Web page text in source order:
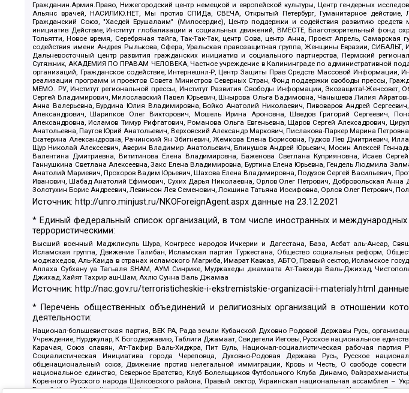
Гражданин.Армия.Право, Нижегородский центр немецкой и европейской культуры, Центр гендерных
Альянс врачей, НАСИЛИЮ.НЕТ, Мы против СПИДа, СВЕЧА, Открытый Петербург, Гуманитарное действие,
Гражданский Союз, "Хасдей Ерушалаим" (Милосердие), Центр поддержки и содействия развитию
инициатив Действие, Институт глобализации и социальных движений, ВМЕСТЕ, Благотворительный
Тольятти, Новое время, Серебряная тайга, Так-Так-Так, центр Сова, центр Анна, Проект Апрель,
содействия имени Андрея Рылькова, Сфера, Уральская правозащитная группа, Женщины Евразии, СИБАЛЬТ,
Дальневосточный центр развития гражданских инициатив и социального партнерства, Пермский
Сутяжник, АКАДЕМИЯ ПО ПРАВАМ ЧЕЛОВЕКА, Частное учреждение в Калининграде по административной
организаций, Гражданское содействие, Интернешнл-Р, Центр Защиты Прав Средств Массовой Информации,
реализации программ и проектов Совета Министров Северных Стран, Фонд поддержки свободы прессы,
МЕМО. РУ, Институт региональной прессы, Институт Развития Свободы Информации, Экозащита!-Женсовет,
Сергей Владимирович, Милославский Павел Юрьевич, Шнырова Ольга Вадимовна, Чанышева Лилия
Анна Валерьевна, Бурдина Юлия Владимировна, Бойко Анатолий Николаевич, Пивоваров Андрей
Александрович, Шарипков Олег Викторович, Мошель Ирина Ароновна, Шведов Григорий Сергеевич,
Александровна, Исламов Тимур Рифгатович, Романова Ольга Евгеньевна, Щаров Сергей Алексадрович,
Анатольевна, Паутов Юрий Анатольевич, Верховский Александр Маркович, Пислакова-Паркер Марина
Екатерина Александровна, Рачинский Ян Збигневич, Жемкова Елена Борисовна, Гудков Лев Дмитриевич,
Щур Николай Алексеевич, Аверин Владимир Анатольевич, Блинушов Андрей Юрьевич, Мосин Алексей
Валентина Дмитриевна, Вититинова Елена Владимировна, Баженова Светлана Куприяновна, Исаев
Ганнушкина Светлана Алексеевна, Закс Елена Владимировна, Буртина Елена Юрьевна, Гендель Людмила
Анатолий Мариевич, Прохоров Вадим Юрьевич, Шахова Елена Владимировна, Подузов Сергей Васильевич,
Иванович, Шабад Анатолий Ефимович, Сухих Дарья Николаевна, Орлов Олег Петрович, Добровольская
Золотухин Борис Андреевич, Левинсон Лев Семенович, Локшина Татьяна Иосифовна, Орлов Олег Петрович,
Источник: http://unro.minjust.ru/NKOForeignAgent.aspx данные на23.12.2021
* Единый федеральный список организаций, в том числе иностранных и
террористическими:
Высший военный Маджлисуль Шура, Конгресс народов Ичкерии и Дагестана, База, Асбат аль-Ансар,
Исламская группа, Движение Талибан, Исламская партия Туркестана, Общество социальных реформ,
моджахедов, Аль-Каида в странах исламского Магриба, Имарат Кавказ, АБТО, Правый сектор, Исламское
Аллаха Субхану уа Тагьаля SHAM, АУМ Синрике, Муджахеды джамаата Ат-Тавхида Валь-Джихад,
Джихад, Хайят Тахрир аш-Шам, Ахлю Сунна Валь Джамаа
Источник: http://nac.gov.ru/terroristicheskie-i-ekstremistskie-organizacii-i-materialy.html
* Перечень общественных объединений и религиозных организаций в отношении
деятельности:
Национал-большевистская партия, ВЕК РА, Рада земли Кубанской Духовно Родовой Державы Русь,
Учреждение, Нурджулар, К Богодержавию, Таблиги Джамаат, Свидетели Иеговы, Русское национальное
Карачая, Союз славян, Ат-Такфир Валь-Хиджра, Пит Буль, Национал-социалистическая рабочая
Социалистическая Инициатива города Череповца, Духовно-Родовая Держава Русь, Русское
общенациональный союз, Движение против нелегальной иммиграции, Кровь и Честь, О свободе
национальное единство, Северное Братство, Клуб Болельщиков Футбольного Клуба Динамо,
Коренного Русского народа Щелковского района, Правый сектор, Украинская национальная ассамблея –
Белый Крест, Misanthropic division, Религиозное объединение последователей инглиизма, Народная